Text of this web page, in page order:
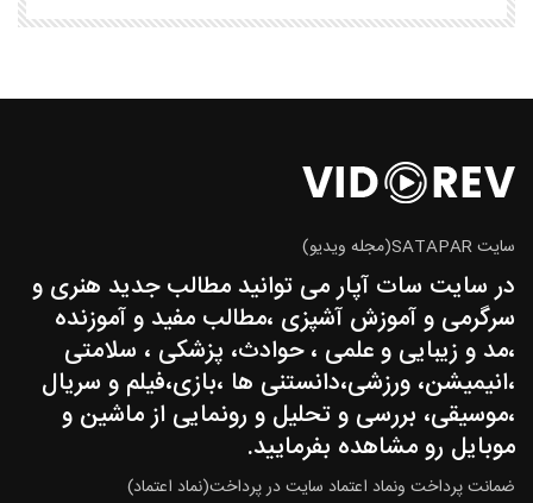
سایت SATAPAR(مجله ویدیو)
در سایت سات آپار می توانید مطالب جدید هنری و
سرگرمی و آموزش آشپزی ،مطالب مفید و آموزنده
،مد و زیبایی و علمی ، حوادث، پزشکی ، سلامتی
،انیمیشن، ورزشی،دانستنی ها ،بازی،فیلم و سریال
،موسیقی، بررسی و تحلیل و رونمایی از ماشین و
موبایل رو مشاهده بفرمایید.
ضمانت پرداخت ونماد اعتماد سایت در پرداخت(نماد اعتماد)